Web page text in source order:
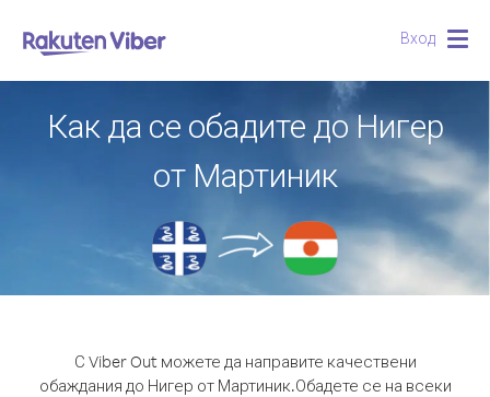
Вход
Как да се обадите до Нигер
от Мартиник
С Viber Out можете да направите качествени
обаждания до Нигер от Мартиник.Обадете се на всеки